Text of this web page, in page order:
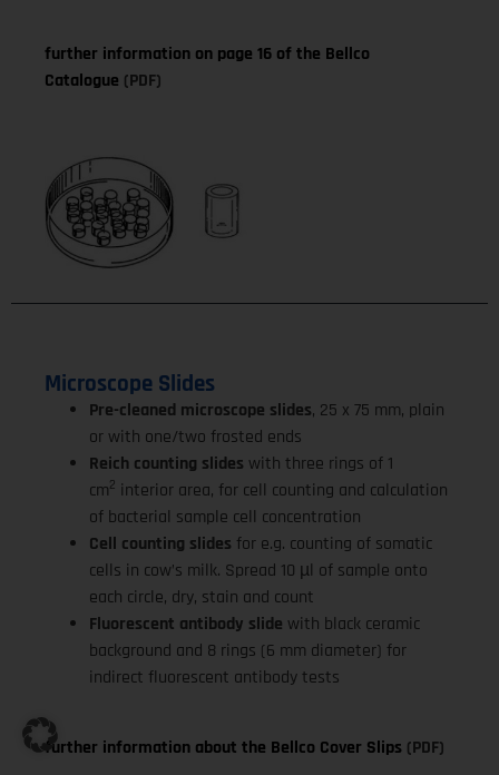
further information on page 16 of the Bellco
Catalogue (PDF)
Microscope Slides
Pre-cleaned microscope slides, 25 x 75 mm, plain
or with one/two frosted ends
Reich counting slides with three rings of 1
cm2 interior area, for cell counting and calculation
of bacterial sample cell concentration
Cell counting slides for e.g. counting of somatic
cells in cow’s milk. Spread 10 µl of sample onto
each circle, dry, stain and count
Fluorescent antibody slide with black ceramic
background and 8 rings (6 mm diameter) for
indirect fluorescent antibody tests
further information about the Bellco Cover Slips (PDF)